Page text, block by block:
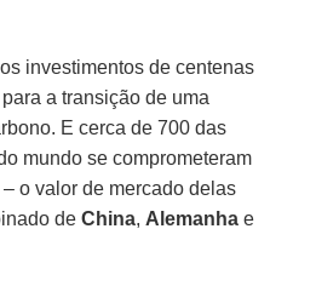
investimentos de centenas
a transição de uma
E cerca de 700 das
mundo se comprometeram
o valor de mercado delas
deChina, Alemanha e